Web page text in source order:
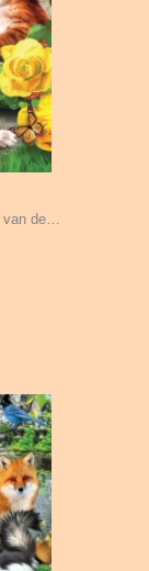
de…